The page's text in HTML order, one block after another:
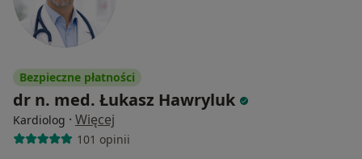
Bezpieczne płatności
dr n. med. Łukasz Hawryluk
Kardiolog · Więcej
101 opinii